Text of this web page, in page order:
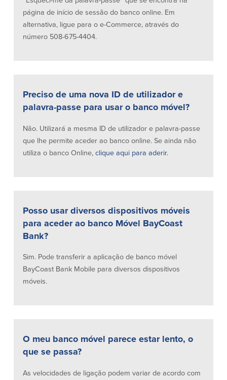
página de início de sessão do banco online. Em
alternativa, ligue para o e-Commerce, através do
número 508-675-4404.
Preciso de uma nova ID de utilizador e
palavra-passe para usar o banco móvel?
Não. Utilizará a mesma ID de utilizador e palavra-passe
que lhe permite aceder ao banco online. Se ainda não
utiliza o banco Online, clique aqui para aderir.
Posso usar diversos dispositivos móveis
para aceder ao banco Móvel BayCoast
Bank?
Sim. Pode transferir a aplicação de banco móvel
BayCoast Bank Mobile para diversos dispositivos
móveis.
O meu banco móvel parece estar lento, o
que se passa?
As velocidades de ligação podem variar de acordo com